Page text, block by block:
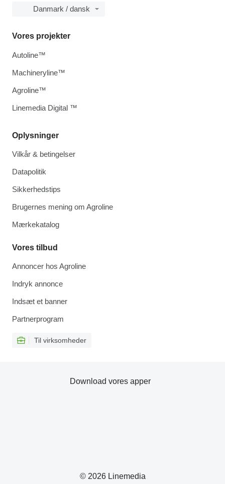
Danmark / dansk
Oplysninger
Vilkår & betingelser
Datapolitik
Sikkerhedstips
Brugernes mening om Agroline
Mærkekatalog
Vores tilbud
Annoncer hos Agroline
Indryk annonce
Indsæt et banner
Partnerprogram
Til virksomheder
Vores projekter
Autoline™
Machineryline™
Agroline™
Linemedia Digital ™
© 2026 Linemedia
Download vores apper